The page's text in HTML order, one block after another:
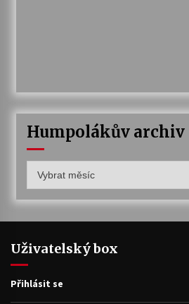
Humpolákův archiv
archiv
Uživatelský box
Přihlásit se